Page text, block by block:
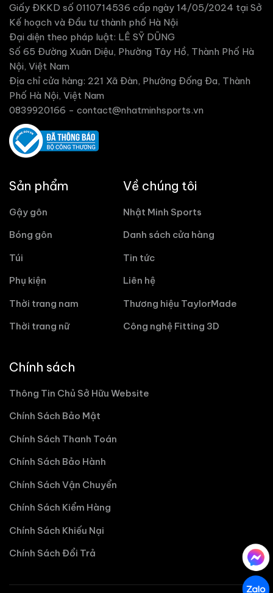
Giấy ĐKKD số 0110714536 cấp ngày 14/05/2024 tại Sở
Kế hoạch và Đầu tư thành phố Hà Nội
Đại diện theo pháp luật: LÊ SỸ DŨNG
Số 65 Đường Xuân Diệu, Phường Tây Hồ, Thành Phố Hà
Nội, Việt Nam
Địa chỉ cửa hàng: 221 Xã Đàn, Phường Đống Đa, Thành
Phố Hà Nội, Việt Nam
0839920166 - contact@nhatminhsports.vn
Sản phẩm
Gậy gôn
Bóng gôn
Túi
Phụ kiện
Thời trang nam
Thời trang nữ
Về chúng tôi
Nhật Minh Sports
Danh sách cửa hàng
Tin tức
Liên hệ
Thương hiệu TaylorMade
Công nghệ Fitting 3D
Chính sách
Thông Tin Chủ Sở Hữu Website
Chính Sách Bảo Mật
Chính Sách Thanh Toán
Chính Sách Bảo Hành
Chính Sách Vận Chuyển
Chính Sách Kiểm Hàng
Chính Sách Khiếu Nại
Chính Sách Đổi Trả